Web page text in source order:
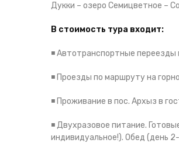
Дукки – озеро Семицветное –
В стоимость тура входит:
◾️Автотранспортные переезды
◾️ Проезды по маршруту на
◾️ Проживание в пос. Архыз в
◾️Двухразовое питание.
индивидуальное!). Обед (день